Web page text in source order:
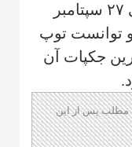
"نوئل پاتریسیو" در قرعه‌کشی ۲۷ سپتامبر
توانست توپ
بزرگترین جکپات آن
مطلب پس از این